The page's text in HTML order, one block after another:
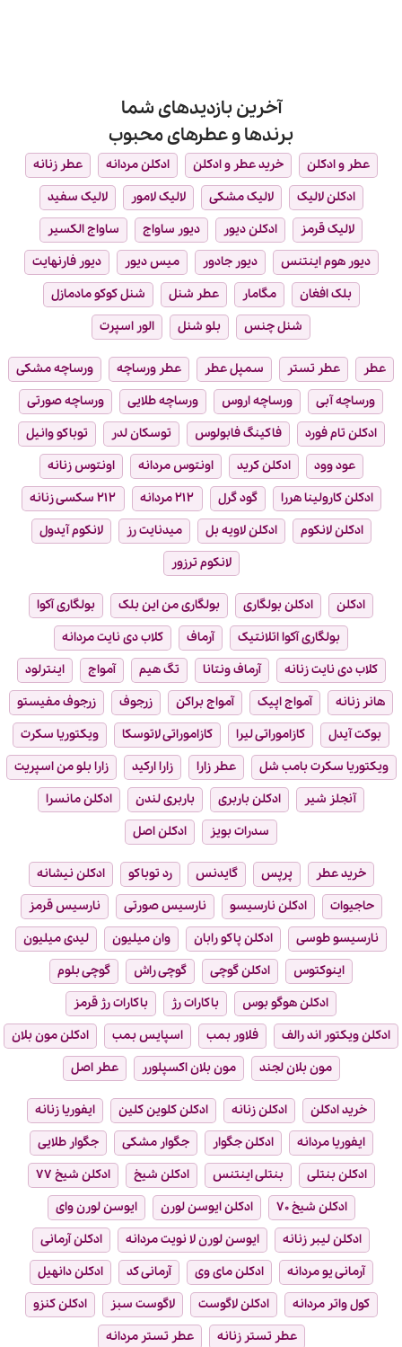
آخرین بازدیدهای شما
برندها و عطرهای محبوب
عطر و ادکلن خرید عطر و ادکلن ادکلن مردانه
عطر زنانه
ادکلن لالیک
لالیک مشکی لالیک لامور
لالیک سفید
لالیک قرمز
ادکلن دیور دیور ساواج
ساواج الکسیر
دیور هوم اینتنس
دیور جادور میس دیور
دیور فارنهایت
بلک افغان
مگامار عطر شنل
شنل کوکو مادمازل
شنل چنس
بلو شنل الور اسپرت
عطر عطر تستر سمپل عطر عطر ورساچه
ورساچه مشکی
ورساچه آبی
ورساچه اروس ورساچه طلایی
ورساچه صورتی
ادکلن تام فورد
فاکینگ فابولوس توسکان لدر
توباکو وانیل
عود وود
ادکلن کرید اونتوس مردانه
اونتوس زنانه
ادکلن کارولینا هررا
گود گرل ۲۱۲ مردانه
۲۱۲ سکسی زنانه
ادکلن لانکوم
ادکلن لاویه بل میدنایت رز
لانکوم آیدول
لانکوم ترزور
ادکلن ادکلن بولگاری بولگاری من این بلک
بولگاری آکوا
بولگاری آکوا اتلانتیک
آرماف
کلاب دی نایت مردانه
کلاب دی نایت زنانه
آرماف ونتانا تگ هیم آمواج
اینترلود
هانر زنانه
آمواج اپیک آمواج براکن زرجوف
زرجوف مفیستو
بوکت آیدل
کازاموراتی لیرا کازاموراتی لاتوسکا
ویکتوریا سکرت
ویکتوریا سکرت بامب شل
عطر زارا زارا ارکید
زارا بلو من اسپریت
آنجلز شیر
ادکلن باربری باربری لندن
ادکلن مانسرا
سدرات بویز
ادکلن اصل
خرید عطر پرپس گایدنس رد توباکو
ادکلن نیشانه
حاجیوات
ادکلن نارسیسو نارسیس صورتی
نارسیس قرمز
نارسیسو طوسی
ادکلن پاکو رابان وان میلیون
لیدی میلیون
اینوکتوس
ادکلن گوچی گوچی راش
گوچی بلوم
ادکلن هوگو بوس
باکارات رژ
باکارات رژ قرمز
ادکلن ویکتور اند رالف
فلاور بمب اسپایس بمب
ادکلن مون بلان
مون بلان لجند
مون بلان اکسپلورر عطر اصل
خرید ادکلن ادکلن زنانه ادکلن کلوین کلین
ایفوریا زنانه
ایفوریا مردانه
ادکلن جگوار جگوار مشکی
جگوار طلایی
ادکلن بنتلی
بنتلی اینتنس ادکلن شیخ
ادکلن شیخ ۷۷
ادکلن شیخ ۷۰
ادکلن ایوسن لورن
ایوسن لورن وای
ادکلن لیبر زنانه
ایوسن لورن لا نویت مردانه
ادکلن آرمانی
آرمانی یو مردانه
ادکلن مای وی آرمانی کد
ادکلن دانهیل
کول واتر مردانه
ادکلن لاگوست لاگوست سبز
ادکلن کنزو
عطر تستر زنانه
عطر تستر مردانه